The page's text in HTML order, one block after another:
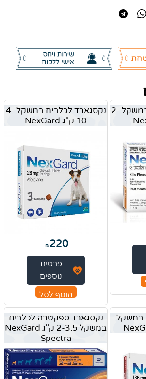
נקסגארד לכלבים במשקל 2-
נקסגארד לכלבים במשקל 4-
10 ק"ג NexGard
₪220
פרטים
נוספים
הוסף לסל
במשקל
נקסגארד ספקטרה לכלבים
במשקל 2-3.5 ק"ג NexGard
Spectra